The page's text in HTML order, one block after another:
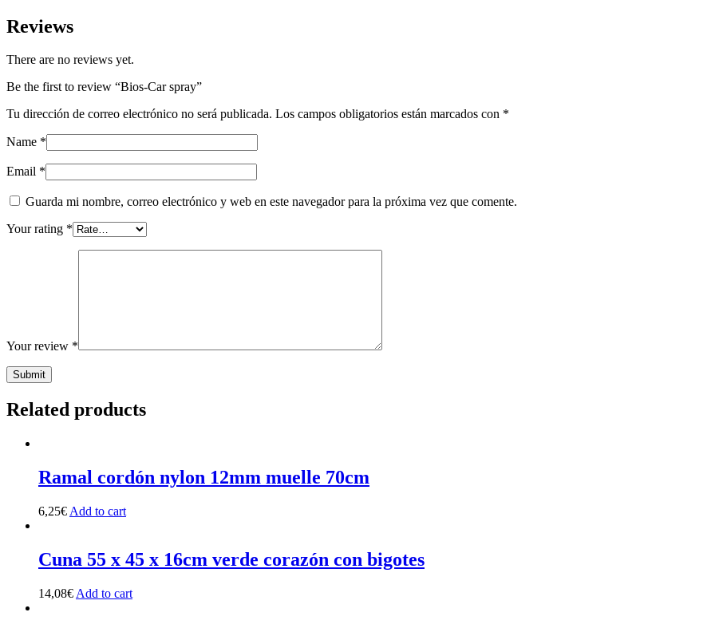
Reviews
There are no reviews yet.
Be the first to review “Bios-Car spray”
Tu dirección de correo electrónico no será publicada. Los campos obligatorios están marcados con *
Name *
Email *
Guarda mi nombre, correo electrónico y web en este navegador para la próxima vez que comente.
Your rating *
Your review *
Related products
Ramal cordón nylon 12mm muelle 70cm
6,25€ Add to cart
Cuna 55 x 45 x 16cm verde corazón con bigotes
14,08€ Add to cart